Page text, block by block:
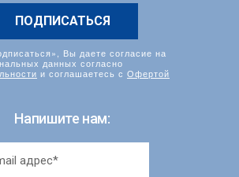
Вы даете согласие на
данных согласно
и соглашаетесь с Офертой
Напишите нам: